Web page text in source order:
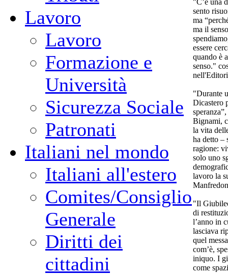
Lavoro
Lavoro
Formazione e
Università
Sicurezza Sociale
Patronati
Italiani nel mondo
Italiani all'estero
Comites/Consiglio
Generale
Diritti dei
cittadini
sento
ma
ma il
essere
quando è
senso."
"Durante
Dicastero
Bignami,
la vita
ha detto –
ragione:
solo uno
lavoro la
"Il
di
l’anno in
lasciava
quel
com’è,
iniquo. I
come